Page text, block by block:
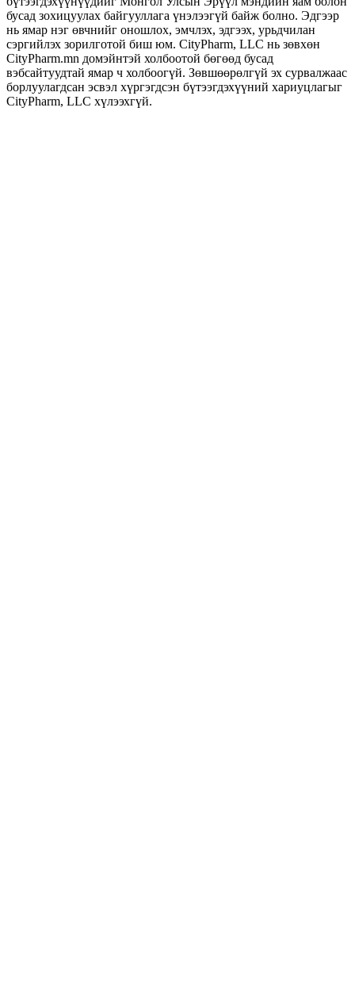
бусад зохицуулах байгууллага үнэлээгүй байж болно. Эдгээр
нь ямар нэг өвчнийг оношлох, эмчлэх, эдгээх, урьдчилан
сэргийлэх зорилготой биш юм. CityPharm, LLC нь зөвхөн
CityPharm.mn домэйнтэй холбоотой бөгөөд бусад
вэбсайтуудтай ямар ч холбоогүй. Зөвшөөрөлгүй эх сурвалжаас
борлуулагдсан эсвэл хүргэгдсэн бүтээгдэхүүний хариуцлагыг
CityPharm, LLC хүлээхгүй.